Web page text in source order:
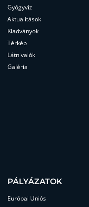
Gyógyvíz
Aktualitások
Kiadványok
Térkép
Látnivalók
Galéria
PÁLYÁZATOK
Európai Uniós